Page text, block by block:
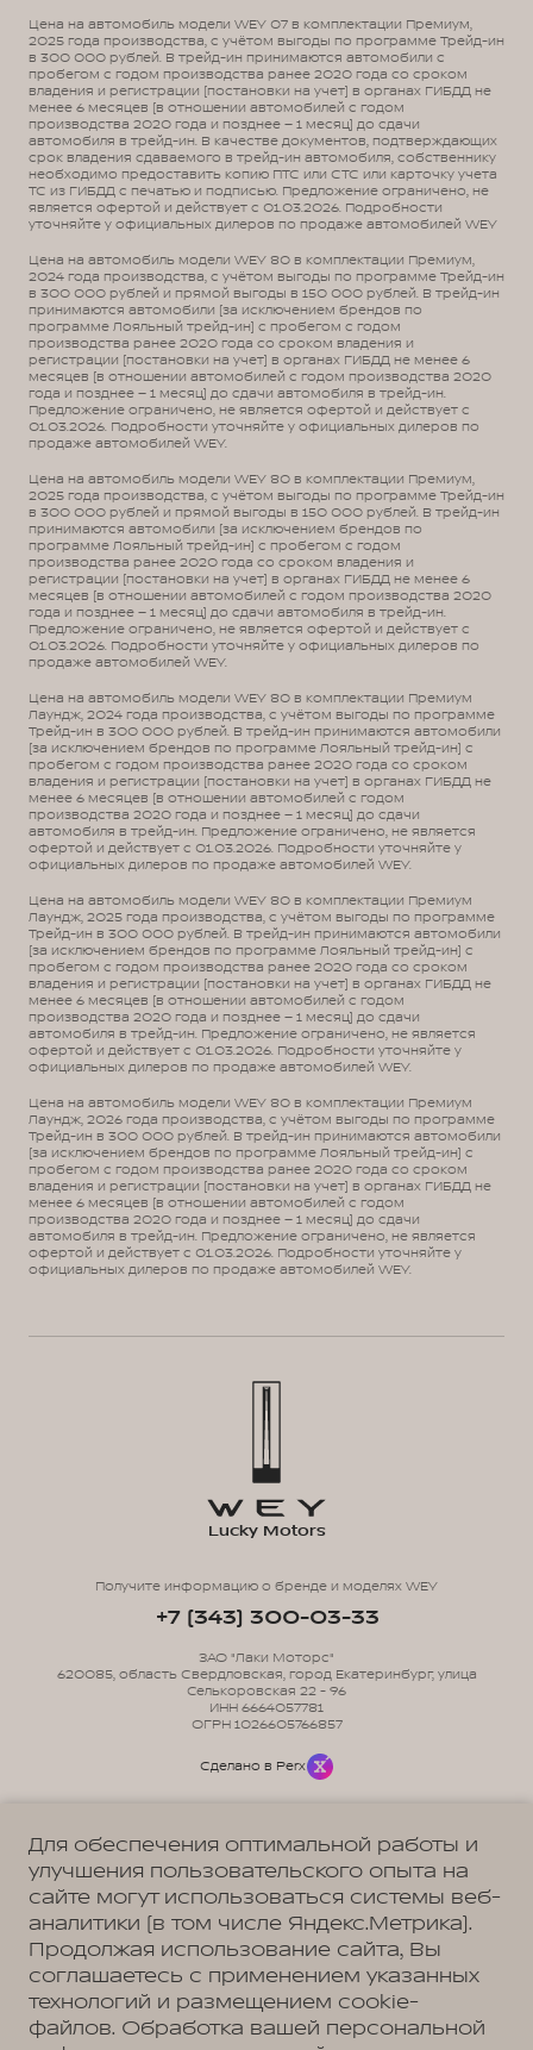
Цена на автомобиль модели WEY 07 в комплектации Премиум,
2025 года производства, с учётом выгоды по программе Трейд-ин
в 300 000 рублей. В трейд-ин принимаются автомобили с
пробегом с годом производства ранее 2020 года со сроком
владения и регистрации (постановки на учет) в органах ГИБДД не
менее 6 месяцев (в отношении автомобилей с годом
производства 2020 года и позднее – 1 месяц) до сдачи
автомобиля в трейд-ин. В качестве документов, подтверждающих
срок владения сдаваемого в трейд-ин автомобиля, собственнику
необходимо предоставить копию ПТС или СТС или карточку учета
ТС из ГИБДД с печатью и подписью. Предложение ограничено, не
является офертой и действует с 01.03.2026. Подробности
уточняйте у официальных дилеров по продаже автомобилей WEY
Цена на автомобиль модели WEY 80 в комплектации Премиум,
2024 года производства, с учётом выгоды по программе Трейд-ин
в 300 000 рублей и прямой выгоды в 150 000 рублей. В трейд-ин
принимаются автомобили (за исключением брендов по
программе Лояльный трейд-ин) с пробегом с годом
производства ранее 2020 года со сроком владения и
регистрации (постановки на учет) в органах ГИБДД не менее 6
месяцев (в отношении автомобилей с годом производства 2020
года и позднее – 1 месяц) до сдачи автомобиля в трейд-ин.
Предложение ограничено, не является офертой и действует с
01.03.2026. Подробности уточняйте у официальных дилеров по
продаже автомобилей WEY.
Цена на автомобиль модели WEY 80 в комплектации Премиум,
2025 года производства, с учётом выгоды по программе Трейд-ин
в 300 000 рублей и прямой выгоды в 150 000 рублей. В трейд-ин
принимаются автомобили (за исключением брендов по
программе Лояльный трейд-ин) с пробегом с годом
производства ранее 2020 года со сроком владения и
регистрации (постановки на учет) в органах ГИБДД не менее 6
месяцев (в отношении автомобилей с годом производства 2020
года и позднее – 1 месяц) до сдачи автомобиля в трейд-ин.
Предложение ограничено, не является офертой и действует с
01.03.2026. Подробности уточняйте у официальных дилеров по
продаже автомобилей WEY.
Цена на автомобиль модели WEY 80 в комплектации Премиум
Лаундж, 2024 года производства, с учётом выгоды по программе
Трейд-ин в 300 000 рублей. В трейд-ин принимаются автомобили
(за исключением брендов по программе Лояльный трейд-ин) с
пробегом с годом производства ранее 2020 года со сроком
владения и регистрации (постановки на учет) в органах ГИБДД не
менее 6 месяцев (в отношении автомобилей с годом
производства 2020 года и позднее – 1 месяц) до сдачи
автомобиля в трейд-ин. Предложение ограничено, не является
офертой и действует с 01.03.2026. Подробности уточняйте у
официальных дилеров по продаже автомобилей WEY.
Цена на автомобиль модели WEY 80 в комплектации Премиум
Лаундж, 2025 года производства, с учётом выгоды по программе
Трейд-ин в 300 000 рублей. В трейд-ин принимаются автомобили
(за исключением брендов по программе Лояльный трейд-ин) с
пробегом с годом производства ранее 2020 года со сроком
владения и регистрации (постановки на учет) в органах ГИБДД не
менее 6 месяцев (в отношении автомобилей с годом
производства 2020 года и позднее – 1 месяц) до сдачи
автомобиля в трейд-ин. Предложение ограничено, не является
офертой и действует с 01.03.2026. Подробности уточняйте у
официальных дилеров по продаже автомобилей WEY.
Цена на автомобиль модели WEY 80 в комплектации Премиум
Лаундж, 2026 года производства, с учётом выгоды по программе
Трейд-ин в 300 000 рублей. В трейд-ин принимаются автомобили
(за исключением брендов по программе Лояльный трейд-ин) с
пробегом с годом производства ранее 2020 года со сроком
владения и регистрации (постановки на учет) в органах ГИБДД не
менее 6 месяцев (в отношении автомобилей с годом
производства 2020 года и позднее – 1 месяц) до сдачи
автомобиля в трейд-ин. Предложение ограничено, не является
офертой и действует с 01.03.2026. Подробности уточняйте у
официальных дилеров по продаже автомобилей WEY.
Политика обработки персональных данных
Согласие на коммуникацию
Согласие на предоставление персональных данных третьим лицам
Согласие на обработку ПД
Lucky Motors
Получите информацию о бренде и моделях WEY
+7 (343) 300-03-33
ЗАО "Лаки Моторс"
620085, область Свердловская, город Екатеринбург, улица
Селькоровская 22 - 96
ИНН 6664057781
ОГРН 1026605766857
Сделано в Perx
Для обеспечения оптимальной работы и
улучшения пользовательского опыта на
сайте могут использоваться системы веб-
аналитики (в том числе Яндекс.Метрика).
Продолжая использование сайта, Вы
соглашаетесь с применением указанных
технологий и размещением cookie-
файлов. Обработка вашей персональной